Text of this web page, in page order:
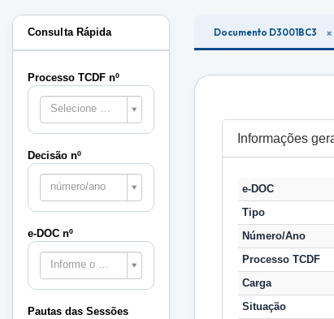
Consulta Rápida
Processo TCDF nº
Selecione o processo
Decisão nº
número/ano
e-DOC nº
Informe o e-DOC
Pautas das Sessões
Documento D3001BC3
Informações
e-DOC
Tipo
Número/Ano
Processo TCDF
Carga
Situação